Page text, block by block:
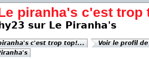
piranha's c'est trop
sur Le Piranha's
c'est trop top!...
Voir le profil